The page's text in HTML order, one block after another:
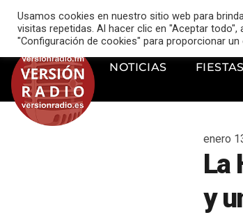
music_note VERSIÓN RADIO
NOTICIAS FIESTAS
enero
La
y
Usamos cookies en nuestro sitio web para
visitas repetidas. Al hacer clic en "Aceptar
"Configuración de cookies" para proporcionar